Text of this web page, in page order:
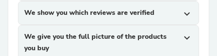
We show you which reviews are verified expand_more
We give you the full picture of the products
you buy
expand_more